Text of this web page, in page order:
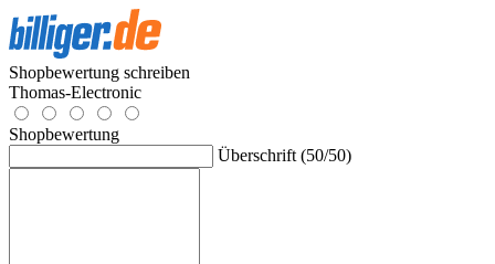
Shopbewertung schreiben
Thomas-Electronic
Shopbewertung
Überschrift (50/50)